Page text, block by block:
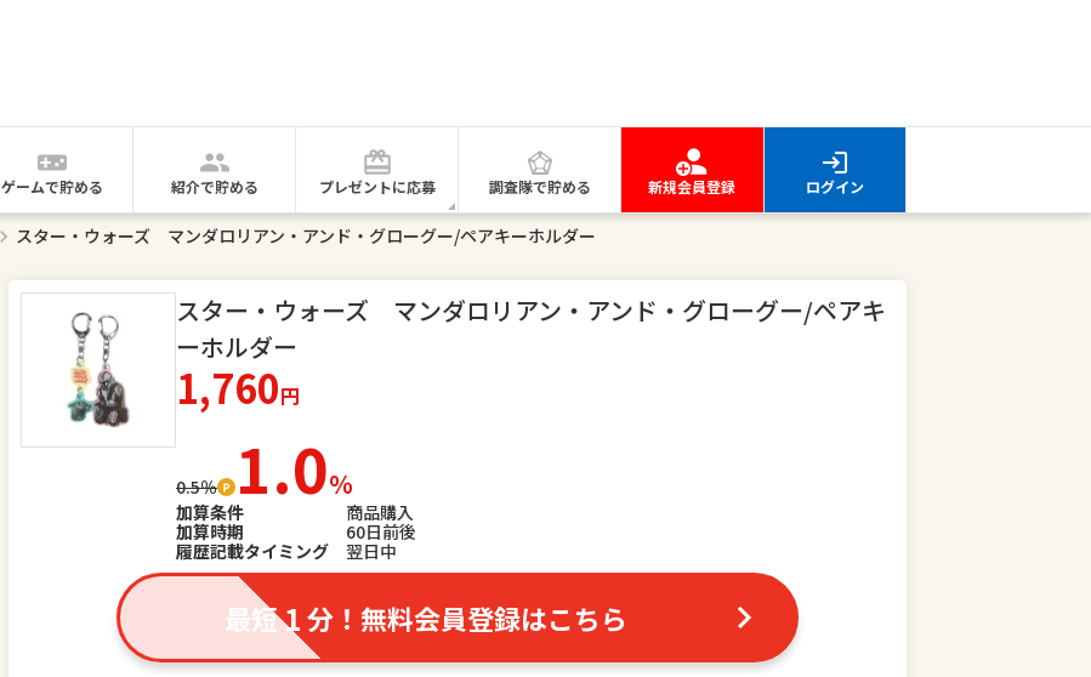
ゲームで貯める 紹介で貯める プレゼントに応募 調査隊で貯める 新規会員登録 ログイン
スター・ウォーズ マンダロリアン・アンド・グローグー/ペアキーホルダー
スター・ウォーズ マンダロリアン・アンド・グローグー/ペアキ
ーホルダー
1,760円
0.5％ 1.0％
加算条件
商品購入
加算時期
60日前後
履歴記載タイミング
翌日中
最短1分！無料会員登録はこちら